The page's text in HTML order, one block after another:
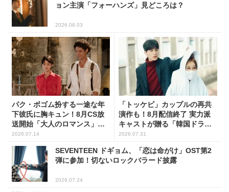
ョン主演「フォーハンズ」見どころは？
2026.08.03
パク・ボゴム扮する一途な年
下彼氏に胸キュン！8月CS放
送開始「大人のロマンス」韓
ドラ6選
2026.07.14
「トッケビ」カップルの再共
演作も！8月配信終了 実力派
キャストが贈る「韓国ドラ
マ」5選
2026.07.31
SEVENTEEN ドギョム、「恋は命がけ」OST第2
弾に参加！切ないロックバラード披露
2026.07.24